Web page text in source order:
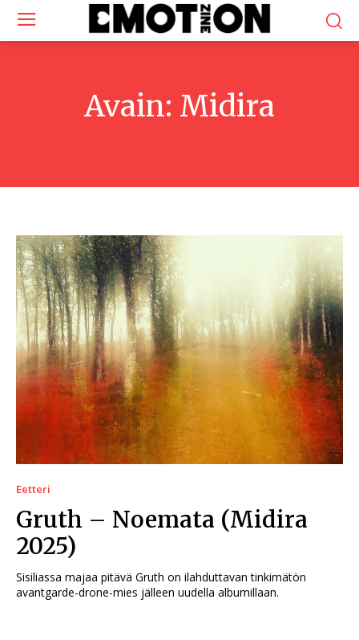
Avain: Midira
Eetteri
Gruth – Noemata (Midira
2025)
Sisiliassa majaa pitävä Gruth on ilahduttavan tinkimätön
avantgarde-drone-mies jälleen uudella albumillaan.